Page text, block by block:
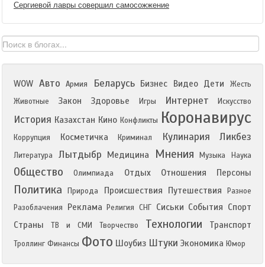
Сергиевой лавры совершил самосожжение
WOW Авто Армия Беларусь Бизнес Видео Дети
Жесть
Животные
Закон Здоровье Игры Интернет Искусство
История Казахстан Кино Конфликты Коронавирус
Коррупция Косметичка Криминал Кулинария Ликбез
Литература Лытдыбр Медицина Мнения Музыка Наука
Общество Олимпиада Отдых Отношения Персоны
Политика Природа Происшествия Путешествия
Разное
Разоблачения
Реклама Религия СНГ Сиськи События Спорт
Страны
ТВ и СМИ Творчество Технологии Транспорт
Троллинг Финансы Фото Шоубиз Штуки Экономика Юмор